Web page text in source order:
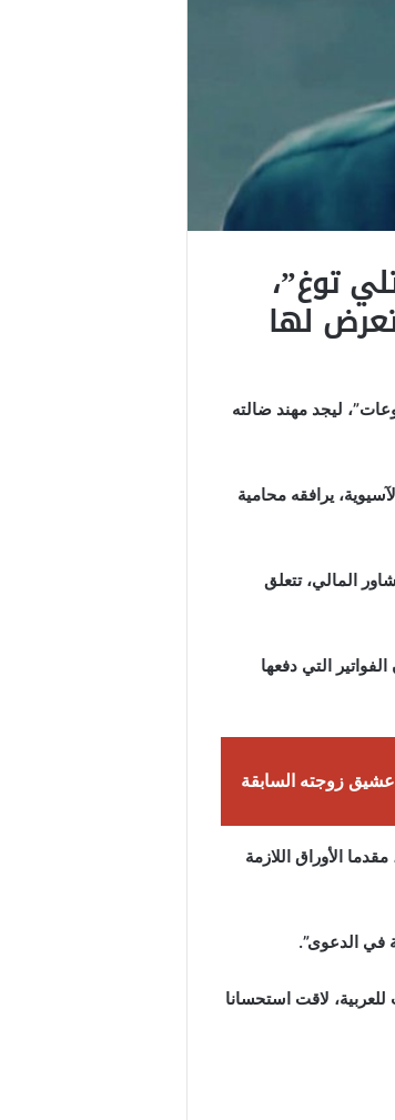
توغ”،
لها
ليجد مهند ضالته
يرافقه محامية
المالي، تتعلق
التي دفعها
زوجته السابقة
الأوراق اللازمة
في الدعوى”.
للعربية، لاقت استحسانا